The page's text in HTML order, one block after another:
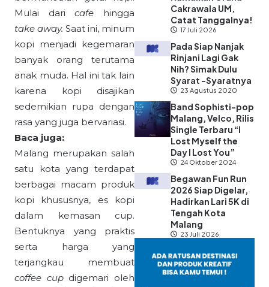
Mulai daricafe hingga
take away. Saat ini, minum
kopi menjadi kegemaran
banyak orang terutama
anak muda. Hal ini tak lain
karena kopi disajikan
sedemikian rupa dengan
rasa yang juga bervariasi.
Baca juga:
Malang merupakan salah
satu kota yang terdapat
berbagai macam produk
kopi khususnya, es kopi
dalam kemasan cup.
Bentuknya yang praktis
serta harga yang
terjangkau membuat
coffee cup digemari oleh
Cakrawala UM,
Catat Tanggalnya!
17 Juli 2026
Pada Siap Nanjak
Rinjani Lagi Gak
Nih? Simak Dulu
Syarat -Syaratnya
23 Agustus 2020
Band Sophisti-pop
Malang, Velco, Rilis
Single Terbaru “I
Lost Myself the
Day I Lost You”
24 Oktober 2024
Begawan Fun Run
2026 Siap Digelar,
Hadirkan Lari 5K di
Tengah Kota
Malang
23 Juli 2026